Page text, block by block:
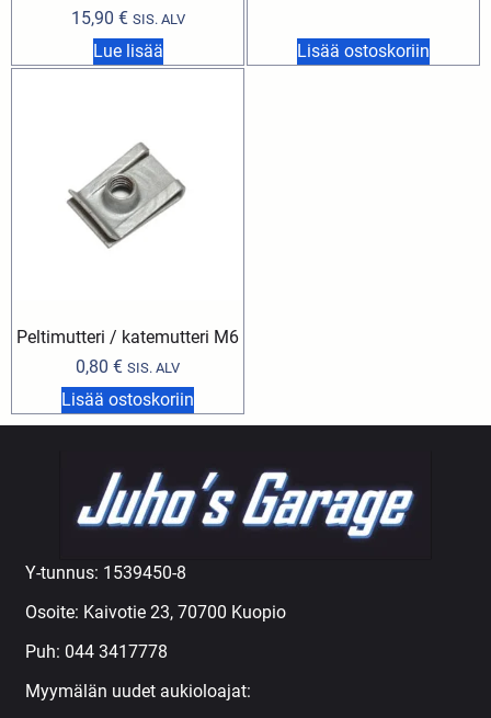
15,90 € SIS. ALV
Lue lisää Lisää ostoskoriin
Peltimutteri / katemutteri M6
0,80 € SIS. ALV
Lisää ostoskoriin
Y-tunnus: 1539450-8
Osoite: Kaivotie 23, 70700 Kuopio
Puh: 044 3417778
Myymälän uudet aukioloajat: